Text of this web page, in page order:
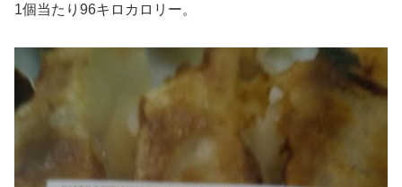
1個当たり96キロカロリー。